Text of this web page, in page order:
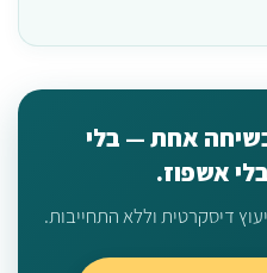
אחת — בלי
אשפוז.
דיסקרטית וללא התחייבות.